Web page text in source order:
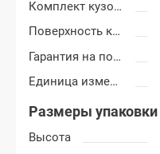
Комплект кузовных деталей
Поверхность крышки багажника
Гарантия на покраску
Единица измерения
Размеры упаковки
Высота